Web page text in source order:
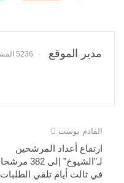
مدير الموقع 5236 المشاركات
القادم بوست
ارتفاع أعداد المرشحين
لـ”الشيوخ” إلى 382 مرشحا
في ثالث أيام تلقي الطلبات